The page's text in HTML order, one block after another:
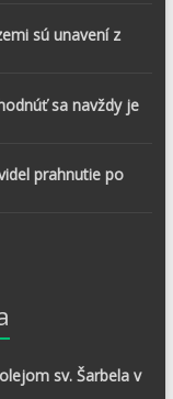
sú unavení z
sa navždy je
prahnutie po
sv. Šarbela v